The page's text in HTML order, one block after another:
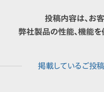
投稿内容は、お
弊社製品の性能、機能を